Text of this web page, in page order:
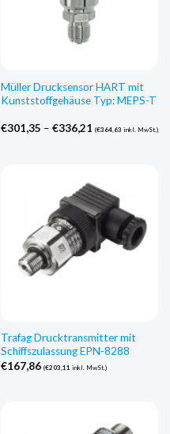
Müller Drucksensor HART mit
Kunststoffgehäuse Typ: MEPS-T
€301,35 – €336,21 Preisspanne:
(€364,63 inkl. MwSt.)
Trafag Drucktransmitter mit
Schiffszulassung EPN-8288
€167,86 (€203,11 inkl. MwSt.)